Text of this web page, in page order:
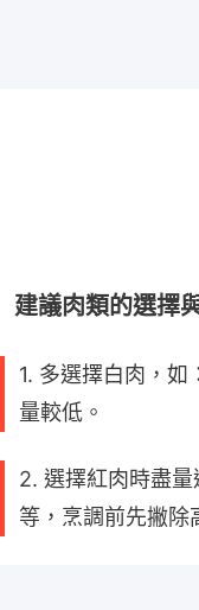
建議肉類的選擇
1. 多選擇白肉，
量較低。
2. 選擇紅肉時盡
等，烹調前先撇除